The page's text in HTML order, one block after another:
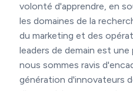
volonté d'apprendre, en
les domaines de la
du marketing et des
leaders de demain est
nous sommes ravis
génération d'innovateurs